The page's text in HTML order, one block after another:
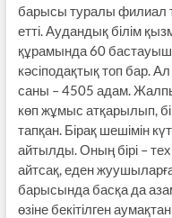
барысы туралы филиал
етті. Аудандық білім
құрамында 60
кәсіподақтық топ бар.
саны – 4505 адам.
көп жұмыс атқарылып,
тапқан. Бірақ шешімін
айтылды. Оның бірі –
айтсақ, еден
барысында басқа да
өзіне бекітілген